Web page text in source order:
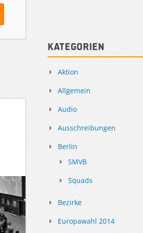
Kategorien
Aktion
Allgemein
Audio
Ausschreibungen
Berlin
SMVB
Squads
Bezirke
Europawahl 2014